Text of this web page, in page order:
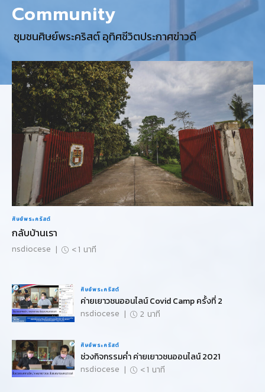
Community
ชุมชนศิษย์พระคริสต์ อุทิศชีวิตประกาศข่าวดี
ศิษย์พระคริสต์
กลับบ้านเรา
nsdiocese | < 1 นาที
ศิษย์พระคริสต์
ค่ายเยาวชนออนไลน์ Covid Camp ครั้งที่ 2
nsdiocese | 2 นาที
ศิษย์พระคริสต์
ช่วงกิจกรรมค่ำ ค่ายเยาวชนออนไลน์ 2021
nsdiocese | < 1 นาที